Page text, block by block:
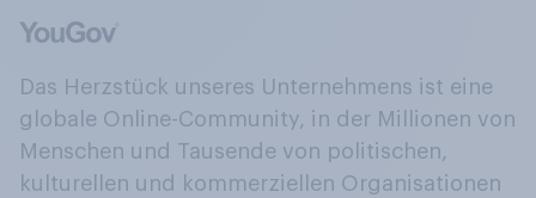
Das Herzstück unseres Unternehmens ist eine
globale Online-Community, in der Millionen von
Menschen und Tausende von politischen,
kulturellen und kommerziellen Organisationen